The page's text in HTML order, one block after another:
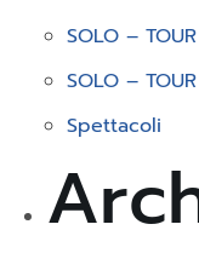
SOLO –
SOLO –
Spettacoli